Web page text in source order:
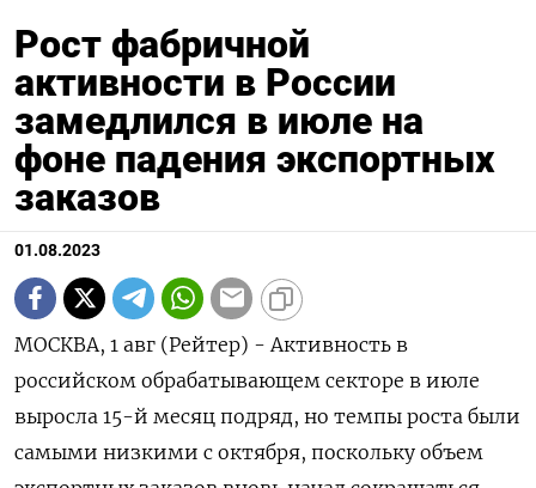
Рост фабричной
активности в России
замедлился в июле на
фоне падения экспортных
заказов
01.08.2023
МОСКВА, 1 авг (Рейтер) - Активность в
российском обрабатывающем секторе в июле
выросла 15-й месяц подряд, но темпы роста были
самыми низкими с октября, поскольку объем